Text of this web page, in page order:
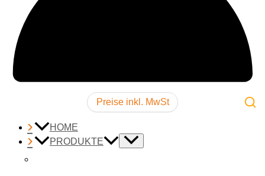
Preise inkl. MwSt
HOME
PRODUKTE